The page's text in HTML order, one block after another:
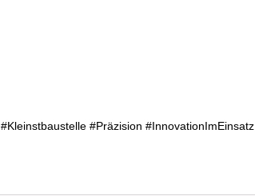
#Kleinstbaustelle #Präzision #InnovationImEinsatz